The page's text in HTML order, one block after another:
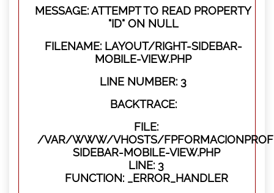
MESSAGE: ATTEMPT TO READ PROPERTY
"ID" ON NULL
FILENAME: LAYOUT/RIGHT-SIDEBAR-
MOBILE-VIEW.PHP
LINE NUMBER: 3
BACKTRACE:
FILE:
/VAR/WWW/VHOSTS/
SIDEBAR-MOBILE-VIEW.PHP
LINE: 3
FUNCTION: _ERROR_HANDLER